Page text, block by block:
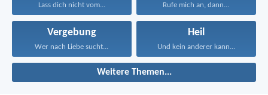
Lass dich nicht vom... Rufe mich an, dann...
Vergebung
Wer nach Liebe sucht...
Heil
Und kein anderer kann...
Weitere Themen...